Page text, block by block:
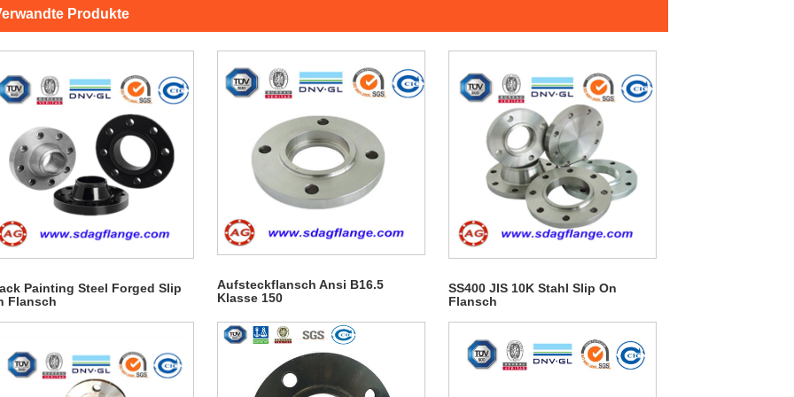
Produkte
Painting Steel Forged Slip
Flansch
Aufsteckflansch Ansi B16.5
Klasse 150
SS400 JIS 10K Stahl Slip On
Flansch